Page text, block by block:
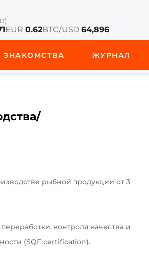
EUR 0.62BTC/USD 64,896
ЗНАКОМСТВА ЖУРНАЛ
рыбной продукции от 3
контроля качества и
(SQF certification).